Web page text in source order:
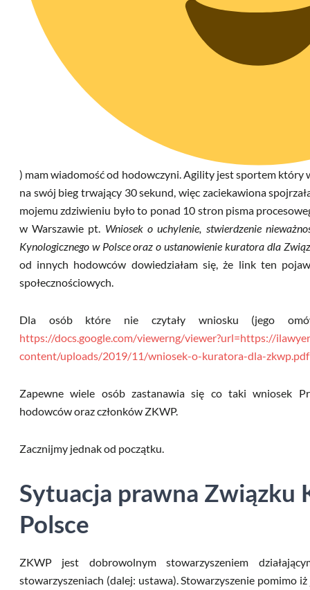
) mam wiadomość od hodowczyni. Agility jest sportem który
na swój bieg trwający 30 sekund, więc zaciekawiona
mojemu zdziwieniu było to ponad 10 stron pisma
w Warszawie pt. Wniosek o uchylenie, stwierdzenie
Kynologicznego w Polsce oraz o ustanowienie kuratora dla
od innych hodowców dowiedziałam się, że link ten
społecznościowych.
Dla osób które nie czytały wniosku (jego
https://docs.google.com/viewerng/viewer?url=https://
content/uploads/2019/11/wniosek-o-kuratora-dla-zkwp.pdf
Zapewne wiele osób zastanawia się co taki wniosek
hodowców oraz członków ZKWP.
Zacznijmy jednak od początku.
Sytuacja prawna Związku
Polsce
ZKWP jest dobrowolnym stowarzyszeniem
stowarzyszeniach (dalej: ustawa). Stowarzyszenie pomimo